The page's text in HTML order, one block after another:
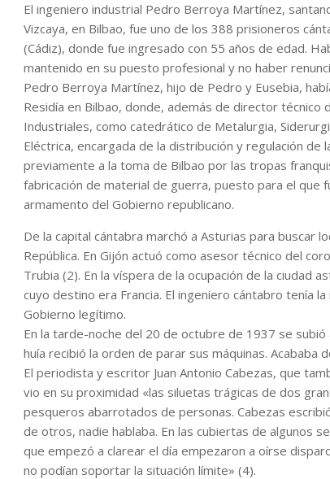
El ingeniero industrial Pedro Berroya Martínez,
Vizcaya, en Bilbao, fue uno de los 388 prisioneros
(Cádiz), donde fue ingresado con 55 años de edad.
mantenido en su puesto profesional y no haber
Pedro Berroya Martínez, hijo de Pedro y Eusebia,
Residía en Bilbao, donde, además de director técnico
Industriales, como catedrático de Metalurgia,
Eléctrica, encargada de la distribución y regulación
previamente a la toma de Bilbao por las tropas
fabricación de material de guerra, puesto para el
armamento del Gobierno republicano.
De la capital cántabra marchó a Asturias para buscar
República. En Gijón actuó como asesor técnico del
Trubia (2). En la víspera de la ocupación de la ciudad
cuyo destino era Francia. El ingeniero cántabro tenía
Gobierno legítimo.
En la tarde-noche del 20 de octubre de 1937 se
huía recibió la orden de parar sus máquinas.
El periodista y escritor Juan Antonio Cabezas, que
vio en su proximidad «las siluetas trágicas de dos
pesqueros abarrotados de personas. Cabezas
de otros, nadie hablaba. En las cubiertas de algunos
que empezó a clarear el día empezaron a oírse
no podían soportar la situación límite» (4).